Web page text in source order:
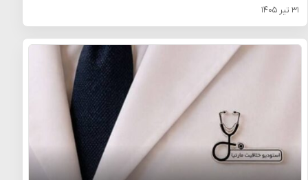
۳۱ تیر ۱۴۰۵